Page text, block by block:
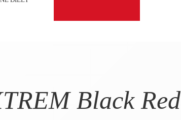
Black Red